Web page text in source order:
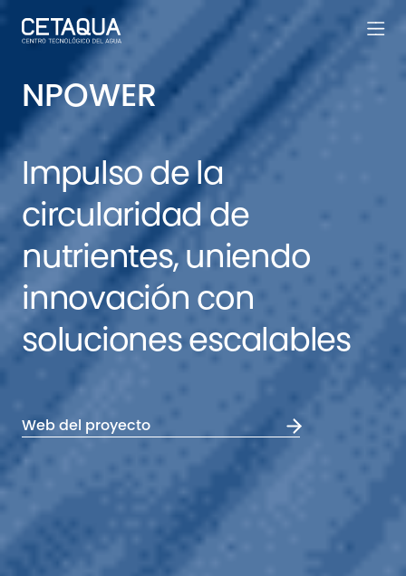
NPOWER
Impulso de la
circularidad de
nutrientes, uniendo
innovación con
soluciones escalables
Web del proyecto